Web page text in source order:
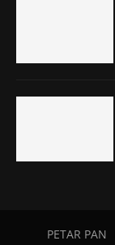
PETAR PAN